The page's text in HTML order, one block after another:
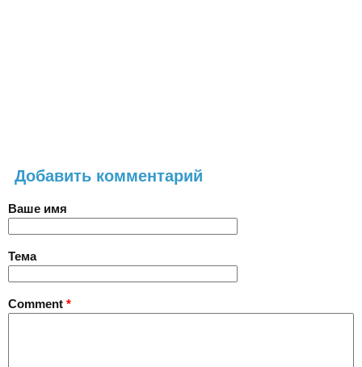
Добавить комментарий
Ваше имя
Тема
Comment *